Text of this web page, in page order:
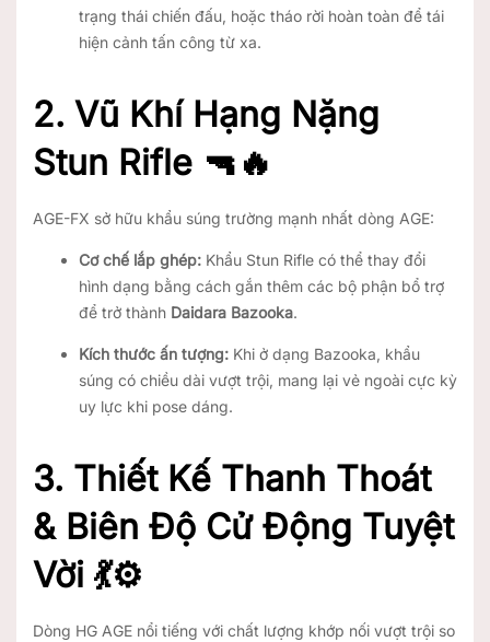
trạng thái chiến đấu, hoặc tháo rời hoàn toàn để tái
hiện cảnh tấn công từ xa.
2. Vũ Khí Hạng Nặng
Stun Rifle 🔫🔥
AGE-FX sở hữu khẩu súng trường mạnh nhất dòng AGE:
Cơ chế lắp ghép: Khẩu Stun Rifle có thể thay đổi
hình dạng bằng cách gắn thêm các bộ phận bổ trợ
để trở thành Daidara Bazooka.
Kích thước ấn tượng: Khi ở dạng Bazooka, khẩu
súng có chiều dài vượt trội, mang lại vẻ ngoài cực kỳ
uy lực khi pose dáng.
3. Thiết Kế Thanh Thoát
& Biên Độ Cử Động Tuyệt
Vời 💃⚙️
Dòng HG AGE nổi tiếng với chất lượng khớp nối vượt trội so